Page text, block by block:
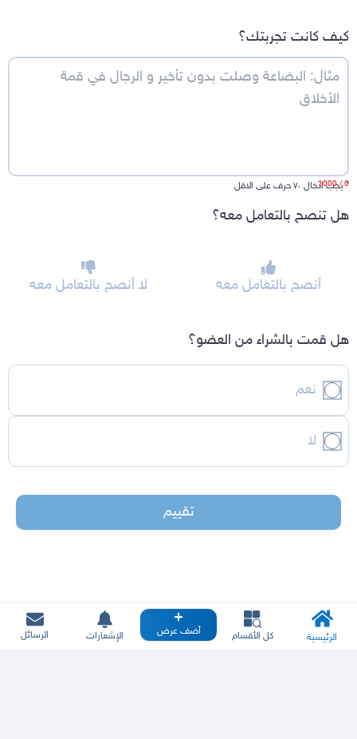
كيف كانت تجربتك؟
*يجب ادخال ٧٠ حرف على الاقل0
/ 1000
هل تنصح بالتعامل معه؟
أنصح بالتعامل معه لا أنصح بالتعامل معه
هل قمت بالشراء من العضو؟
نعم
لا
تقييم
الرئيسية كل الأقسام أضف عرض الإشعارات الرسائل